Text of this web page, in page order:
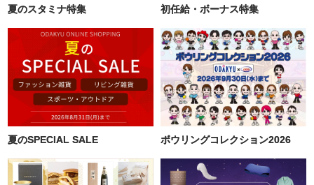
夏のスタミナ特集 初任給・ボーナス特集
夏のSPECIAL SALE ボウリングコレクション2026